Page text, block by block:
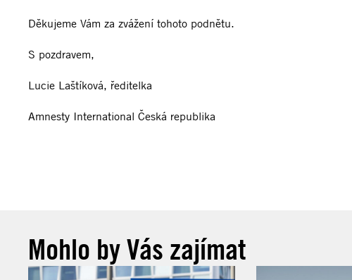
Děkujeme Vám za zvážení tohoto podnětu.
S pozdravem,
Lucie Laštíková, ředitelka
Amnesty International Česká republika
Mohlo by Vás zajímat